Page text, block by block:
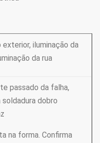
exterior, iluminação da
da rua
passado da falha,
dobro
na forma. Confirma